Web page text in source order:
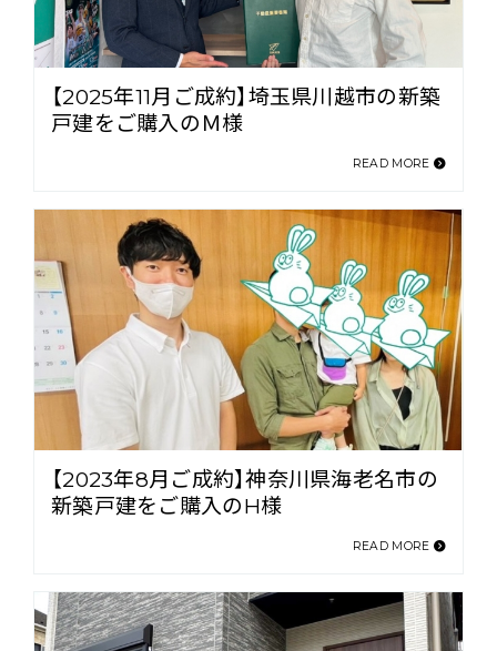
【2025年11月ご成約】埼玉県川越市の新築
戸建をご購入のＭ様
READ MORE
【2023年8月ご成約】神奈川県海老名市の
新築戸建をご購入のH様
READ MORE